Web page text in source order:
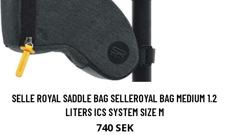
SELLE ROYAL SADDLE BAG SELLEROYAL BAG MEDIUM 1.2
LITERS ICS SYSTEM SIZE M
740 SEK